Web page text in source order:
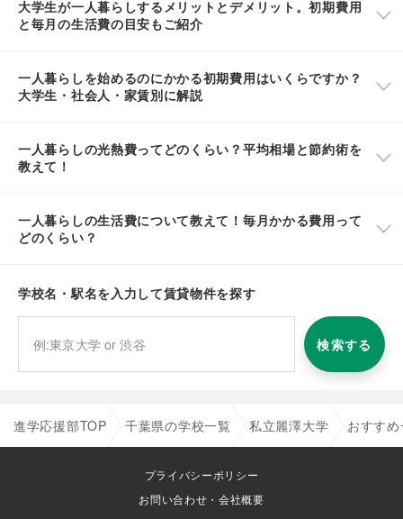
大学生が一人暮らしするメリットとデメリット。初期費用
と毎月の生活費の目安もご紹介
一人暮らしを始めるのにかかる初期費用はいくらですか？
大学生・社会人・家賃別に解説
一人暮らしの光熱費ってどのくらい？平均相場と節約術を
教えて！
一人暮らしの生活費について教えて！毎月かかる費用って
どのくらい？
学校名・駅名を入力して賃貸物件を探す
検索する
進学応援部TOP 千葉県の学校一覧 私立麗澤大学 おすす
プライバシーポリシー
お問い合わせ・会社概要